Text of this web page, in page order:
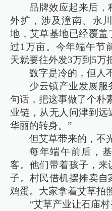
品牌效应起来后，
外扩，涉及潼南、永
地，艾草基地已经覆盖
过1万亩。今年端午节
天就要往外发3万到5万
数字是冷的，但人
少云镇产业发展服
句话，把这事做了个朴
业链，从无人问津到远
华丽的转身。”
但艾草带来的，不
每年端午前后，
客。他们带着孩子，
子。村民借机摆摊卖自
鸡蛋。大家拿着艾草拍
“艾草产业让石庙